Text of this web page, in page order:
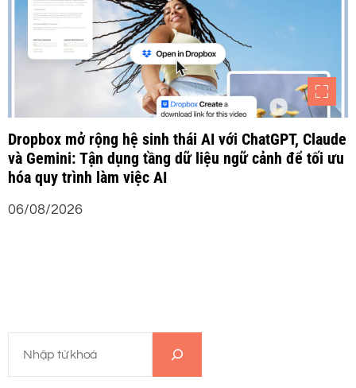
Dropbox mở rộng hệ sinh thái AI với ChatGPT, Claude
và Gemini: Tận dụng tầng dữ liệu ngữ cảnh để tối ưu
hóa quy trình làm việc AI
06/08/2026
m